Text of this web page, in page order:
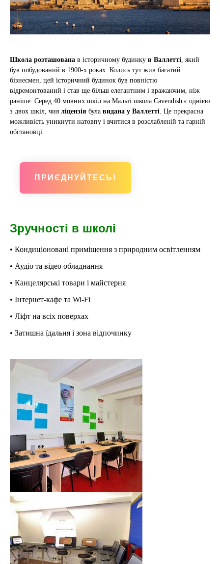
Школа розташована в історичному будинку в Валлетті, який
був побудований в 1900-х роках. Колись тут жив багатий
бізнесмен, цей історичний будинок був повністю
відремонтований і став ще більш елегантним і вражаючим, ніж
раніше. Серед 40 мовних шкіл на Мальті школа Cavendish є однією
з двох шкіл, чия ліцензія була видана у Валлетті. Це прекрасна
можливість уникнути натовпу і вчитися в розслабленій та гарній
обстановці.
ПРИЄДНУЙТЕСЬ!
Зручності в школі
• Кондиціоновані приміщення з природним освітленням
• Аудіо та відео обладнання
• Канцелярські товари і майстерня
• Інтернет-кафе та Wi-Fi
• Ліфт на всіх поверхах
• Затишна їдальня і зона відпочинку